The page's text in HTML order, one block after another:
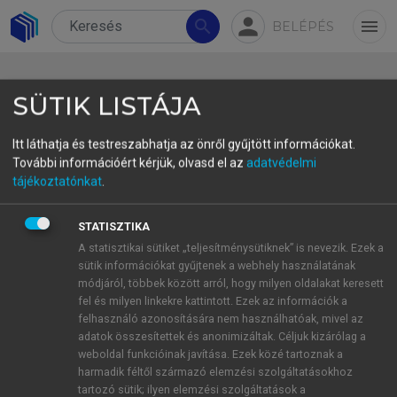
search person BELÉPÉS menu
3.3.8 Translation competence
elements’ relation to
performance
Subcompetencies’ relation to translation
performance was checked at the end of the second
year, too. Again, in the HT group, associations
seemed to be much looser than in the PE group.
Notably, only one significant correlation was
found in the HT group, and that was between
SÜTIK LISTÁJA
Itt láthatja és testreszabhatja az önről gyűjtött információkat.
További információért kérjük, olvasd el az adatvédelmi
tájékoztatónkat.
STATISZTIKA
A statisztikai sütiket „teljesítménysütiknek” is nevezik. Ezek a
sütik információkat gyűjtenek a webhely használatának
módjáról, többek között arról, hogy milyen oldalakat keresett
fel és milyen linkekre kattintott. Ezek az információk a
felhasználó azonosítására nem használhatóak, mivel az
adatok összesítettek és anonimizáltak. Céljuk kizárólag a
weboldal funkcióinak javítása. Ezek közé tartoznak a
harmadik féltől származó elemzési szolgáltatásokhoz
tartozó sütik; ilyen elemzési szolgáltatások a